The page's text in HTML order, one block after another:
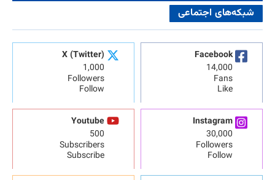
شبکه‌های اجتماعی
Facebook
14,000
Fans
Like
X (Twitter)
1,000
Followers
Follow
Instagram
30,000
Followers
Follow
Youtube
500
Subscribers
Subscribe